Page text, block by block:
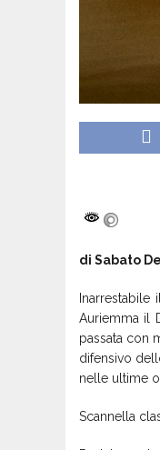
di Sabato
Auriemma il
passata con
difensivo
nelle ultime
Scannella